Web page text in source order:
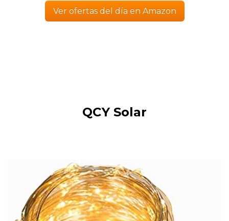
Ver ofertas del día en Amazon
QCY Solar